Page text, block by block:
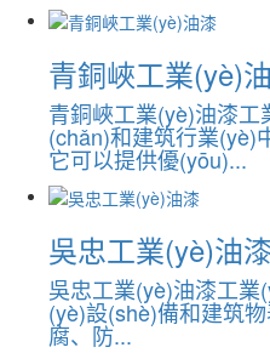
青銅峽工業(yè)
青銅峽工業(yè)油漆
(chǎn)和建筑行業(yè)
它可以提供優(yōu)...
吳忠工業(yè)油漆
吳忠工業(yè)油漆工
(yè)設(shè)備和建筑
腐、防...